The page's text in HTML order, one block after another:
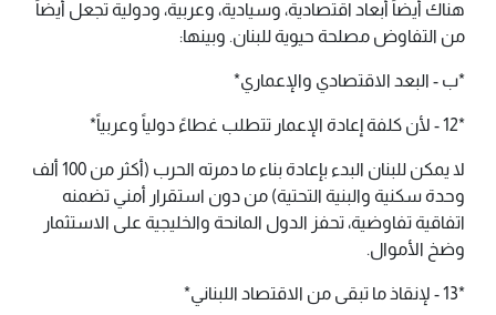
هناك أيضاً أبعاد اقتصادية، وسيادية، وعربية، ودولية تجعل أيضاً
من التفاوض مصلحة حيوية للبنان. وبينها:
*ب - البعد الاقتصادي والإعماري*
*12 - ​لأن كلفة إعادة الإعمار تتطلب غطاءً دولياً وعربياً*
لا يمكن للبنان البدء بإعادة بناء ما دمرته الحرب (أكثر من 100 ألف
وحدة سكنية والبنية التحتية) من دون استقرار أمني تضمنه
اتفاقية تفاوضية، تحفز الدول المانحة والخليجية على الاستثمار
وضخ الأموال.
*13 - ​لإنقاذ ما تبقى من الاقتصاد اللبناني*